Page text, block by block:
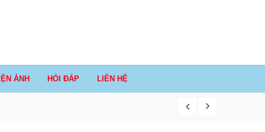
ẢNH HỎI ĐÁP LIÊN HỆ